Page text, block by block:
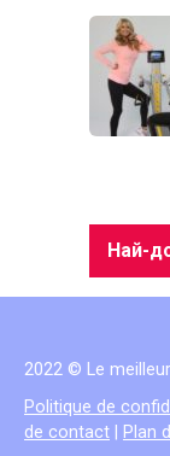
Най-
2022 © Le
Politique de
de contact
Plan